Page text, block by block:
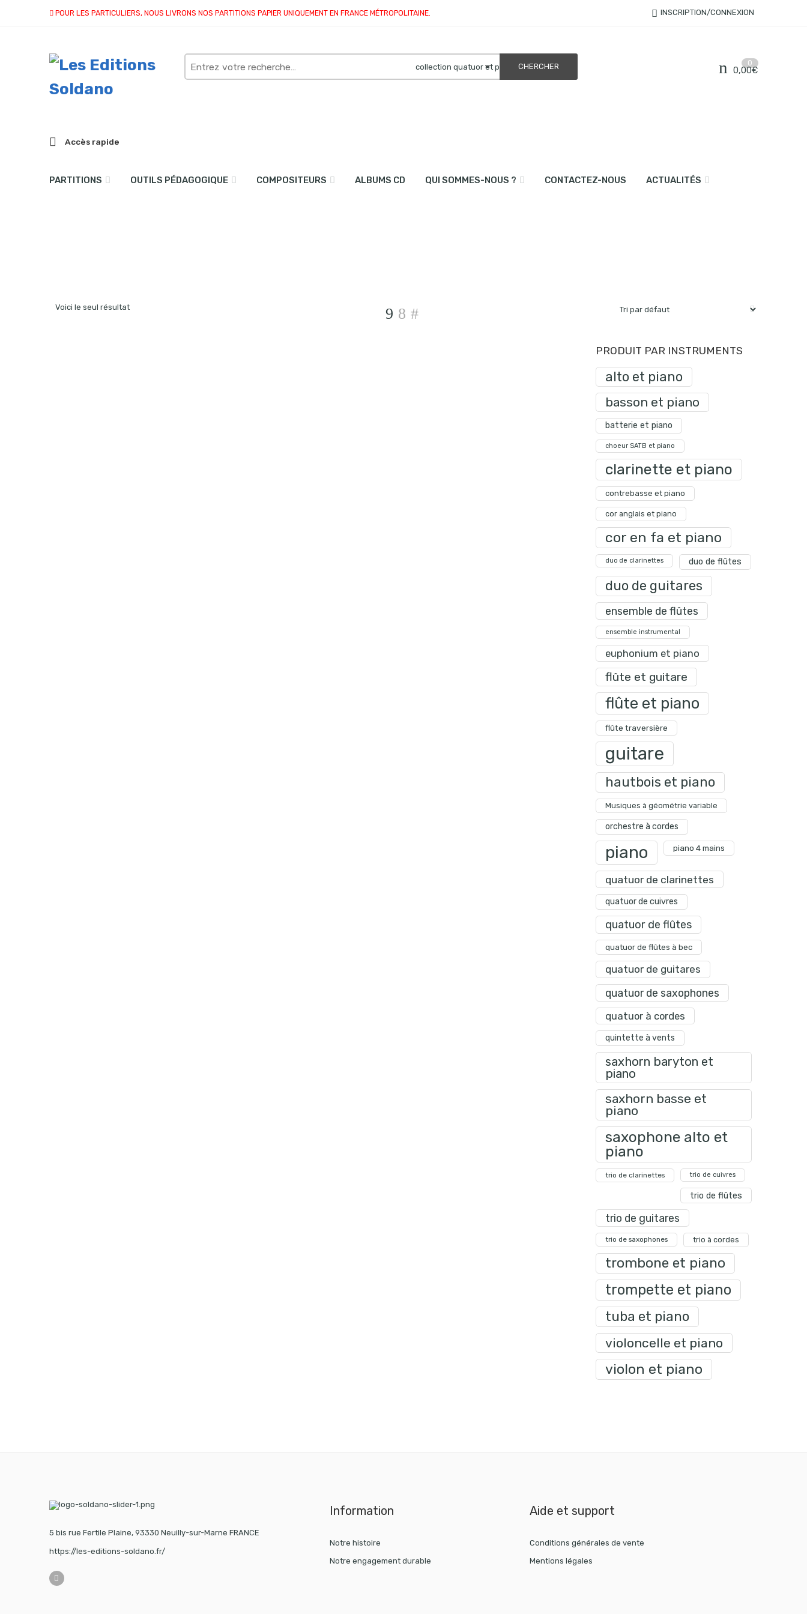
POUR LES PARTICULIERS, NOUS LIVRONS NOS PARTITIONS PAPIER UNIQUEMENT EN FRANCE MÉTROPOLITAINE. INSCRIPTION/CONNEXION
Search
here
0
0,00€
Accès rapide
PARTITIONS OUTILS PÉDAGOGIQUE COMPOSITEURS ALBUMS CD QUI SOMMES-NOUS ? CONTACTEZ-NOUS ACTUALITÉS
Voici le seul résultat
PRODUIT PAR INSTRUMENTS
alto et piano
basson et piano
batterie et piano
choeur SATB et piano
clarinette et piano
contrebasse et piano
cor anglais et piano
cor en fa et piano
duo de clarinettes duo de flûtes
duo de guitares
ensemble de flûtes
ensemble instrumental
euphonium et piano
flûte et guitare
flûte et piano
flûte traversière
guitare
hautbois et piano
Musiques à géométrie variable
orchestre à cordes
piano piano 4 mains
quatuor de clarinettes
quatuor de cuivres
quatuor de flûtes
quatuor de flûtes à bec
quatuor de guitares
quatuor de saxophones
quatuor à cordes
quintette à vents
saxhorn baryton et
piano
saxhorn basse et
piano
saxophone alto et
piano
trio de clarinettes trio de cuivres
trio de flûtes
trio de guitares
trio de saxophones trio à cordes
trombone et piano
trompette et piano
tuba et piano
violoncelle et piano
violon et piano
5 bis rue Fertile Plaine, 93330 Neuilly-sur-Marne FRANCE
https://les-editions-soldano.fr/
Information
Notre histoire
Notre engagement durable
Aide et support
Conditions générales de vente
Mentions légales